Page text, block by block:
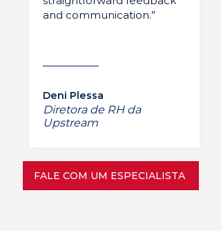
and communication.”
Deni Plessa
Diretora de RH da
Upstream
FALE COM UM ESPECIALISTA